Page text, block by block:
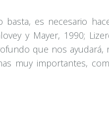
es necesario
y Mayer, 1990;
que nos ayudará,
muy importantes,